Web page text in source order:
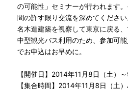
の可能性」セミナーが行われます
間の許す限り交流を深めてくださ
名木造建築を視察して東京に戻る、
中型観光バス利用のため、参加可
でお申込はお早めに。
【開催日】2014年11月8日（土）～
【集合時間】2014年11月8日（土